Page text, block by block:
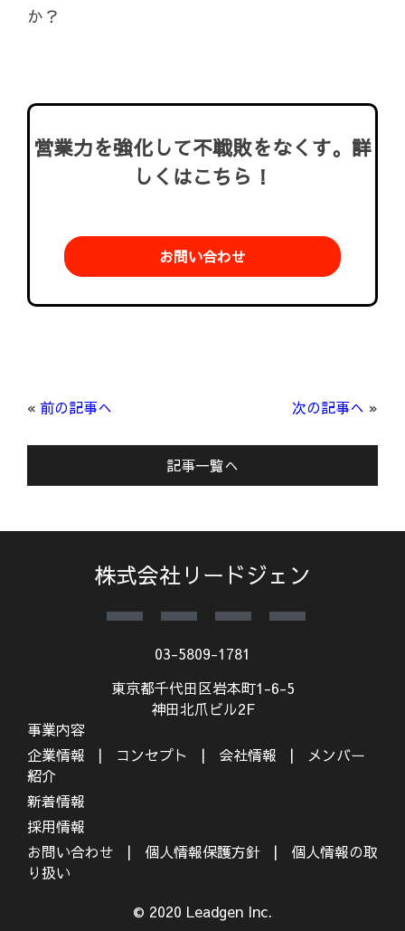
か？
営業力を強化して不戦敗をなくす。詳
しくはこちら！
お問い合わせ
« 前の記事へ 次の記事へ »
記事一覧へ
株式会社リードジェン
03-5809-1781
東京都千代田区岩本町1-6-5
神田北爪ビル2F
事業内容
企業情報
コンセプト 会社情報
メンバー
紹介
新着情報
採用情報
お問い合わせ
個人情報保護方針
個人情報の取
り扱い
© 2020 Leadgen Inc.